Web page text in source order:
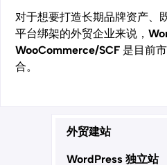
对于想要打造长期品牌资产、
平台绑架的外贸企业来说，
WooCommerce/SCF 是目前
合。
外贸建站
WordPress 独立站